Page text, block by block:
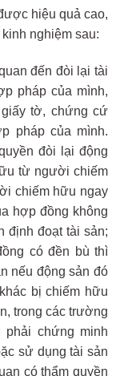
hiệu quả cao,
nghiệm sau:
đến đòi lại tài
pháp của mình,
tờ, chứng cứ
pháp của mình.
đòi lại động
từ người chiếm
chiếm hữu ngay
hợp đồng không
định đoạt tài sản;
có đền bù thì
nếu động sản đó
bị chiếm hữu
trong các trường
phải chứng minh
sử dụng tài sản
có thẩm quyền